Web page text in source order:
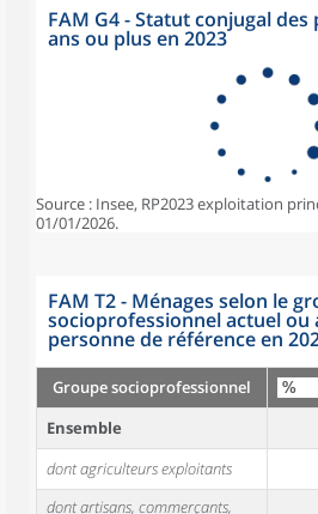
FAM G4 - Statut conjugal des
ans ou plus en 2023
Source : Insee, RP2023 exploitation
01/01/2026.
FAM T2 - Ménages selon le
socioprofessionnel actuel ou
personne de référence en
Groupe socioprofessionnel
Ensemble
dont agriculteurs exploitants
dont artisans, commerçants,